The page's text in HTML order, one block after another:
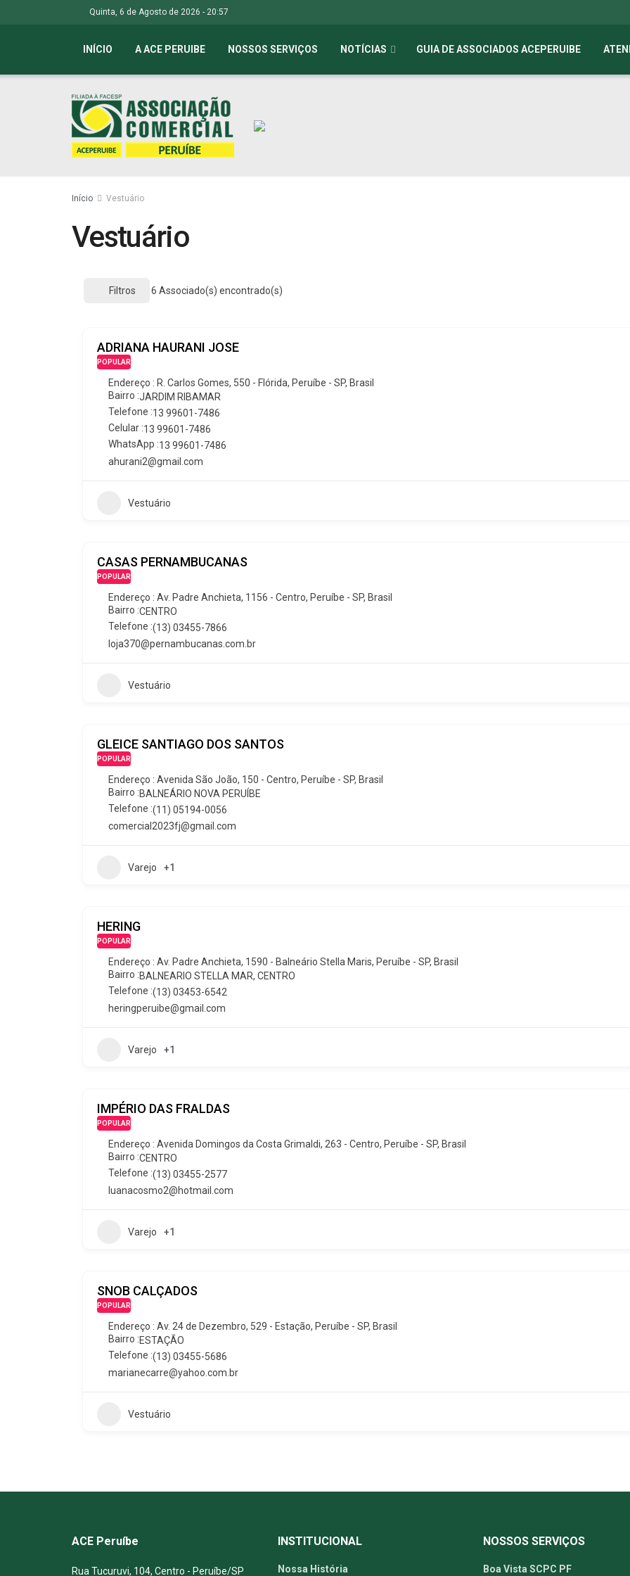
Quinta, 6 de Agosto de 2026 - 20:57
INÍCIO A ACE PERUIBE NOSSOS SERVIÇOS NOTÍCIAS GUIA DE ASSOCIADOS ACEPERUIBE
Início Vestuário
Vestuário
Filtros 6 Associado(s) encontrado(s)
ADRIANA HAURANI JOSE
POPULAR
Endereço : R. Carlos Gomes, 550 - Flórida, Peruíbe - SP, Brasil
Bairro :JARDIM RIBAMAR
Telefone :13 99601-7486
Celular :13 99601-7486
WhatsApp :13 99601-7486
ahurani2@gmail.com
Vestuário
CASAS PERNAMBUCANAS
POPULAR
Endereço : Av. Padre Anchieta, 1156 - Centro, Peruíbe - SP, Brasil
Bairro :CENTRO
Telefone :(13) 03455-7866
loja370@pernambucanas.com.br
Vestuário
GLEICE SANTIAGO DOS SANTOS
POPULAR
Endereço : Avenida São João, 150 - Centro, Peruíbe - SP, Brasil
Bairro :BALNEÁRIO NOVA PERUÍBE
Telefone :(11) 05194-0056
comercial2023fj@gmail.com
Varejo +1
HERING
POPULAR
Endereço : Av. Padre Anchieta, 1590 - Balneário Stella Maris, Peruíbe - SP, Brasil
Bairro :BALNEARIO STELLA MAR, CENTRO
Telefone :(13) 03453-6542
heringperuibe@gmail.com
Varejo +1
IMPÉRIO DAS FRALDAS
POPULAR
Endereço : Avenida Domingos da Costa Grimaldi, 263 - Centro, Peruíbe - SP, Brasil
Bairro :CENTRO
Telefone :(13) 03455-2577
luanacosmo2@hotmail.com
Varejo +1
SNOB CALÇADOS
POPULAR
Endereço : Av. 24 de Dezembro, 529 - Estação, Peruíbe - SP, Brasil
Bairro :ESTAÇÃO
Telefone :(13) 03455-5686
marianecarre@yahoo.com.br
Vestuário
ACE Peruíbe
Rua Tucuruvi, 104, Centro - Peruíbe/SP
INSTITUCIONAL
Nossa História
NOSSOS SERVIÇOS
Boa Vista SCPC PF